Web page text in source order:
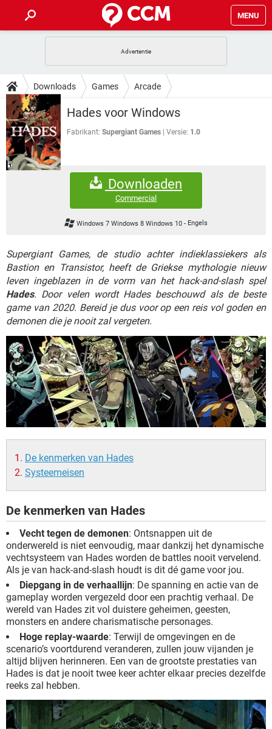
MENU
INSTAGRAM WINDOWS 10
NETFLIX CORONAVIRUS
GRATIS SNAPCHAT
TIKTOK
HOW-TO
VIDEOBELLEN GAMES
INSTAGRAM
NETFLIX
GRATIS
DOWNLOADS
VIDEOBELLEN GAMES
INSTAGRAM
NETFLIX CORONAVIRUS
SNAPCHAT
FORUM
VIDEOBELLEN
WINDOWS 10
CORONAVIRUS
SNAPCHAT
ARTIKELEN
GAMES
GRATIS SNAPCHAT
TIKTOK
Downloads Games Arcade
Hades voor Windows
Fabrikant: Supergiant Games Versie: 1.0
Downloaden
Commercial
Windows 7 Windows 8 Windows 10- Engels
Supergiant Games, de studio achter indieklassiekers als
Bastion en Transistor, heeft de Griekse mythologie nieuw
leven ingeblazen in de vorm van het hack-and-slash spel
Hades. Door velen wordt Hades beschouwd als de beste
game van 2020. Bereid je dus voor op een reis vol goden en
demonen die je nooit zal vergeten.
De kenmerken van Hades
Systeemeisen
De kenmerken van Hades
Vecht tegen de demonen: Ontsnappen uit de
onderwereld is niet eenvoudig, maar dankzij het dynamische
vechtsysteem van Hades worden de battles nooit vervelend.
Als je van hack-and-slash houdt is dit dé game voor jou.
Diepgang in de verhaallijn: De spanning en actie van de
gameplay worden vergezeld door een prachtig verhaal. De
wereld van Hades zit vol duistere geheimen, geesten,
monsters en andere charismatische personages.
Hoge replay-waarde: Terwijl de omgevingen en de
scenario’s voortdurend veranderen, zullen jouw vijanden je
altijd blijven herinneren. Een van de grootste prestaties van
Hades is dat je nooit twee keer achter elkaar precies dezelfde
reeks zal hebben.